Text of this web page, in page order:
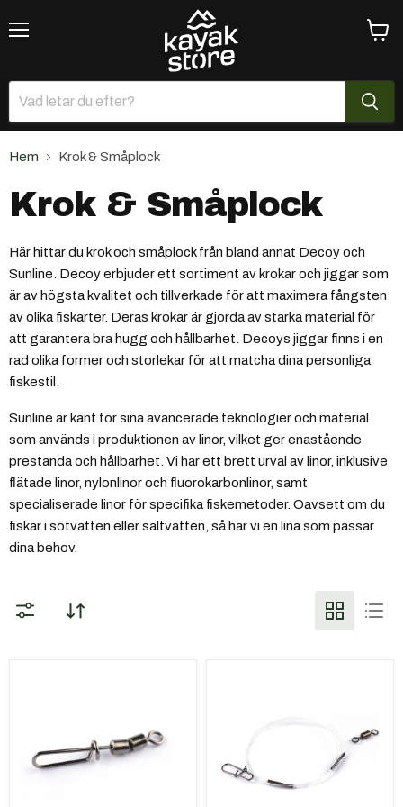
Hem Krok & Småplock
Krok & Småplock
Här hittar du krok och småplock från bland annat Decoy och
Sunline. Decoy erbjuder ett sortiment av krokar och jiggar som
är av högsta kvalitet och tillverkade för att maximera fångsten
av olika fiskarter. Deras krokar är gjorda av starka material för
att garantera bra hugg och hållbarhet. Decoys jiggar finns i en
rad olika former och storlekar för att matcha dina personliga
fiskestil.
Sunline är känt för sina avancerade teknologier och material
som används i produktionen av linor, vilket ger enastående
prestanda och hållbarhet. Vi har ett brett urval av linor, inklusive
flätade linor, nylonlinor och fluorokarbonlinor, samt
specialiserade linor för specifika fiskemetoder. Oavsett om du
fiskar i sötvatten eller saltvatten, så har vi en lina som passar
dina behov.